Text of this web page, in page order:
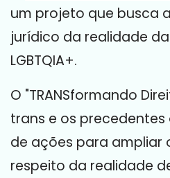
um projeto que busca
jurídico da realidade
LGBTQIA+.
O "TRANSformando
trans e os precedentes
de ações para ampliar
respeito da realidade